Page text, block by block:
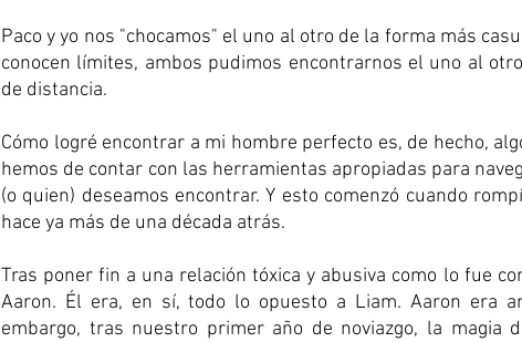
Paco y yo nos "chocamos" el uno al otro de la forma más
conocen límites, ambos pudimos encontrarnos el uno al
de distancia.
Cómo logré encontrar a mi hombre perfecto es, de hecho,
hemos de contar con las herramientas apropiadas para
(o quien) deseamos encontrar. Y esto comenzó cuando
hace ya más de una década atrás.
Tras poner fin a una relación tóxica y abusiva como lo fue
Aaron. Él era, en sí, todo lo opuesto a Liam. Aaron era
embargo, tras nuestro primer año de noviazgo, la magia